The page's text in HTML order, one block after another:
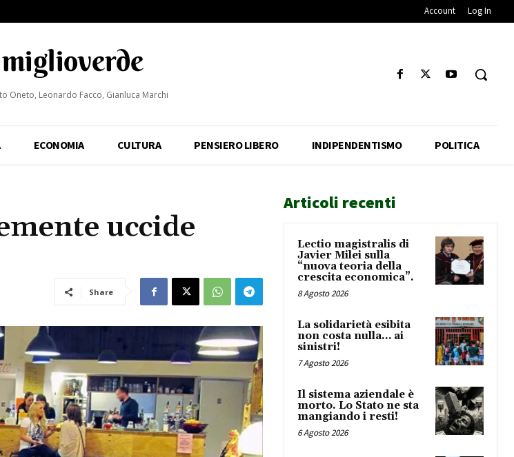
Account Log In
Oneto, Leonardo Facco, Gianluca Marchi
ECONOMIA CULTURA PENSIERO LIBERO INDIPENDENTISMO POLITICA
uccide
Share
Articoli recenti
Lectio magistralis di
Javier Milei sulla
“nuova teoria della
crescita economica”.
8 Agosto 2026
La solidarietà esibita
non costa nulla… ai
sinistri!
7 Agosto 2026
Il sistema aziendale è
morto. Lo Stato ne sta
mangiando i resti!
6 Agosto 2026